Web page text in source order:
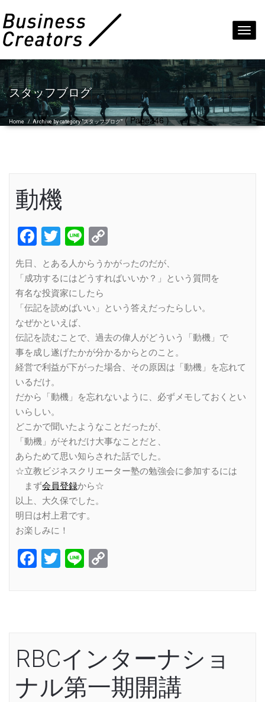
スタッフブログ
Home /Archive by category "スタッフブログ"( Page246 )
動機
Facebook
Twitter
Line
Link
先日、とある人からうかがったのだが、
「成功するにはどうすればいいか？」という質問を
有名な投資家にしたら
「伝記を読めばいい」という答えだったらしい。
なぜかといえば、
伝記を読むことで、過去の偉人がどういう「動機」で
事を成し遂げたかが分かるからとのこと。
経営で利益が下がった場合、その原因は「動機」を忘れて
いるだけ。
だから「動機」を忘れないように、必ずメモしておくとい
いらしい。
どこかで聞いたようなことだったが、
「動機」がそれだけ大事なことだと、
あらためて思い知らされた話でした。
☆立教ビジネスクリエーター塾の勉強会に参加するには
まず会員登録から☆
以上、大久保でした。
明日は村上君です。
お楽しみに！
Facebook
Twitter
Line
RBCインターナショ
ナル第一期開講